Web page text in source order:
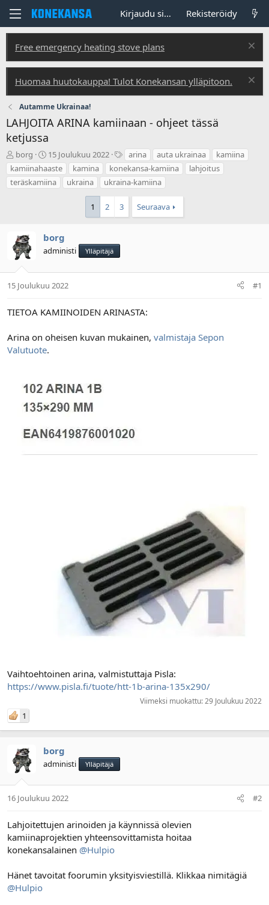
Kirjaudu sisään Rekisteröidy
Free emergency heating stove plans
Huomaa huutokauppa! Tulot Konekansan ylläpitoon.
Autamme Ukrainaa!
LAHJOITA ARINA kamiinaan - ohjeet tässä
ketjussa
V
i
e
s
t
j
u
a
i
t
a
borg
A
l
o
i
ä
i
ä
m
r
15 Joulukuu 2022
T
u
n
n
t
arina auta ukrainaa
kamiina
kamiinahaaste
kamina konekansa-kamiina
lahjoitus
teräskamiina
ukraina ukraina-kamiina
1 2 3 Seuraava
borg
administi Ylläpitäjä
15 Joulukuu 2022 #1
TIETOA KAMIINOIDEN ARINASTA:
Arina on oheisen kuvan mukainen, valmistaja Sepon
Valutuote.
Vaihtoehtoinen arina, valmistuttaja Pisla:
https://www.pisla.fi/tuote/htt-1b-arina-135x290/
Viimeksi muokattu:29 Joulukuu 2022
1
borg
administi Ylläpitäjä
16 Joulukuu 2022 #2
Lahjoitettujen arinoiden ja käynnissä olevien
kamiinaprojektien yhteensovittamista hoitaa
konekansalainen @Hulpio
Hänet tavoitat foorumin yksityisviestillä. Klikkaa nimitägiä
@Hulpio